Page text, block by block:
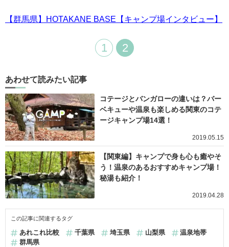
【群馬県】HOTAKANE BASE【キャンプ場インタビュー】
1 2
あわせて読みたい記事
コテージとバンガローの違いは？バー
ベキューや温泉も楽しめる関東のコテ
ージキャンプ場14選！
2019.05.15
【関東編】キャンプで身も心も癒やそ
う！温泉のあるおすすめキャンプ場！
秘湯も紹介！
2019.04.28
この記事に関連するタグ
あれこれ比較 千葉県 埼玉県 山梨県
温泉地帯
群馬県